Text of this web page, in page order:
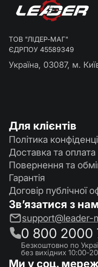
ТОВ "ЛІДЕР-МАГ"
ЄДРПОУ 45589349
Україна, 03087, м.
Для клієнтів
Політика
Доставка та оплата
Повернення та
Гарантія
Договір публічної
Зв’язатися з
support@leader-
0 800 2000
Безкоштовно по
без вихідних 10:00-
Ми у соц.